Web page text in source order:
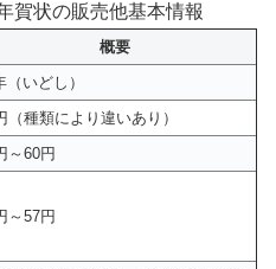
賀状の販売他基本情報
概要
（いどし）
（種類により違いあり）
～60円
～57円